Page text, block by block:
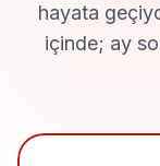
hayata
içinde; ay